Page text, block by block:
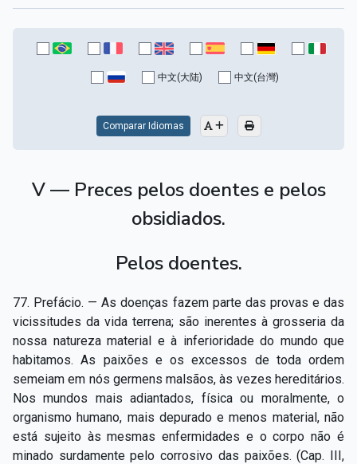
que dê a vossa mão direita
Capítulo XIV — Honrai a vosso pai e a vossa mãe
Capítulo XV — Fora da caridade não há salvação
Capítulo XVIII — Muitos os chamados, poucos os
Capítulo XXI — Haverá falsos cristos e falsos
profetas
▸
Capítulo XXII — Não separareis o que Deus juntou ▸
Capítulo XXIII — Estranha moral
Capítulo XXIV — Não ponhais a candeia debaixo do
alqueire
▸
中文(大陆) 中文(台灣)
Comparar Idiomas
V — Preces pelos doentes e pelos
obsidiados.
Pelos doentes.
77. Prefácio. — As doenças fazem parte das provas e das
vicissitudes da vida terrena; são inerentes à grosseria da
nossa natureza material e à inferioridade do mundo que
habitamos. As paixões e os excessos de toda ordem
semeiam em nós germens malsãos, às vezes hereditários.
Nos mundos mais adiantados, física ou moralmente, o
organismo humano, mais depurado e menos material, não
está sujeito às mesmas enfermidades e o corpo não é
minado surdamente pelo corrosivo das paixões. (Cap. III,